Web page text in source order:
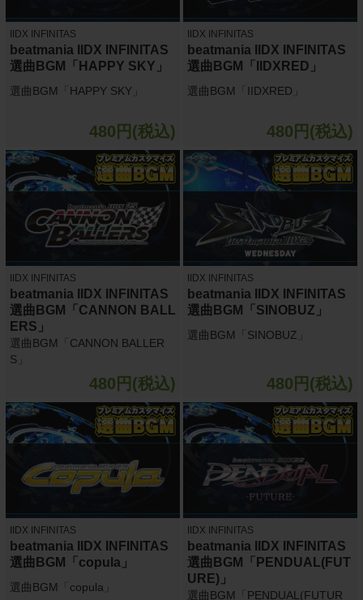
IIDX INFINITAS
beatmania IIDX INFINITAS
選曲BGM「HAPPY SKY」
選曲BGM「HAPPY SKY」
480円(税込)
IIDX INFINITAS
beatmania IIDX INFINITAS
選曲BGM「IIDXRED」
選曲BGM「IIDXRED」
480円(税込)
IIDX INFINITAS
beatmania IIDX INFINITAS
選曲BGM「CANNON BALL
ERS」
選曲BGM「CANNON BALLER
S」
480円(税込)
IIDX INFINITAS
beatmania IIDX INFINITAS
選曲BGM「SINOBUZ」
選曲BGM「SINOBUZ」
480円(税込)
IIDX INFINITAS
beatmania IIDX INFINITAS
選曲BGM「copula」
選曲BGM「copula」
IIDX INFINITAS
beatmania IIDX INFINITAS
選曲BGM「PENDUAL(FUT
URE)」
選曲BGM「PENDUAL(FUTUR